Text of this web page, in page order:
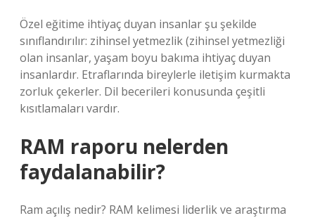
Özel eğitime ihtiyaç duyan insanlar şu şekilde
sınıflandırılır: zihinsel yetmezlik (zihinsel yetmezliği
olan insanlar, yaşam boyu bakıma ihtiyaç duyan
insanlardır. Etraflarında bireylerle iletişim kurmakta
zorluk çekerler. Dil becerileri konusunda çeşitli
kısıtlamaları vardır.
RAM raporu nelerden
faydalanabilir?
Ram açılış nedir? RAM kelimesi liderlik ve araştırma